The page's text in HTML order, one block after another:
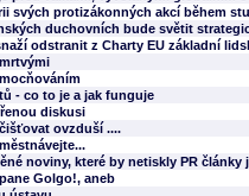
svých protizákonných akcí během
duchovních bude světit
odstranit z Charty EU základní
- co to je a jak funguje
diskusi
ovzduší ....
noviny, které by netiskly PR články
Golgo!, aneb